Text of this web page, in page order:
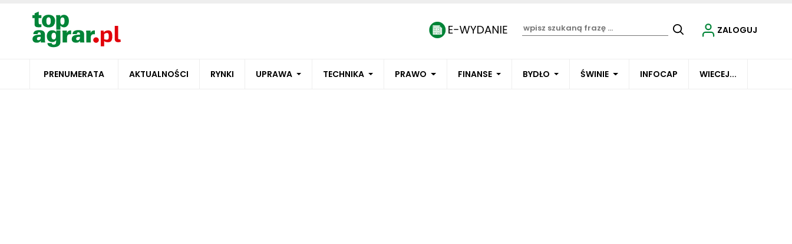
PRENUMERATA AKTUALNOŚCI RYNKI UPRAWA TECHNIKA PRAWO FINANSE BYDŁO ŚWINIE INFOCAP WIECEJ...
ZALOGUJ